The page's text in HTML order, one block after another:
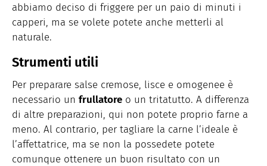
abbiamo deciso di friggere per un paio di minuti i
capperi, ma se volete potete anche metterli al
naturale.
Strumenti utili
Per preparare salse cremose, lisce e omogenee è
necessario un frullatore o un tritatutto. A differenza
di altre preparazioni, qui non potete proprio farne a
meno. Al contrario, per tagliare la carne l’ideale è
l’affettatrice, ma se non la possedete potete
comunque ottenere un buon risultato con un